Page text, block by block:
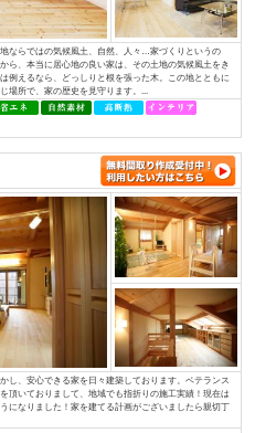
住宅着工棟数第1位に認定JSK（住宅
が2015年に引き続き富士市実績Ｎｏ.
周年を迎えました。地域に根ざした家
産地消でつくる、満足が持続する家づ